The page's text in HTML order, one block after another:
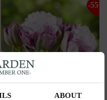
-55%
ABOUT